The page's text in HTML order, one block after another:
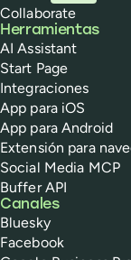
Collaborate
Herramientas
AI Assistant
Start Page
Integraciones
App para iOS
App para Android
Extensión para
Social Media MCP
Buffer API
Canales
Bluesky
Facebook